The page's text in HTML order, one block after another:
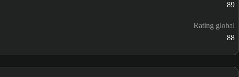
89
Rating global
88